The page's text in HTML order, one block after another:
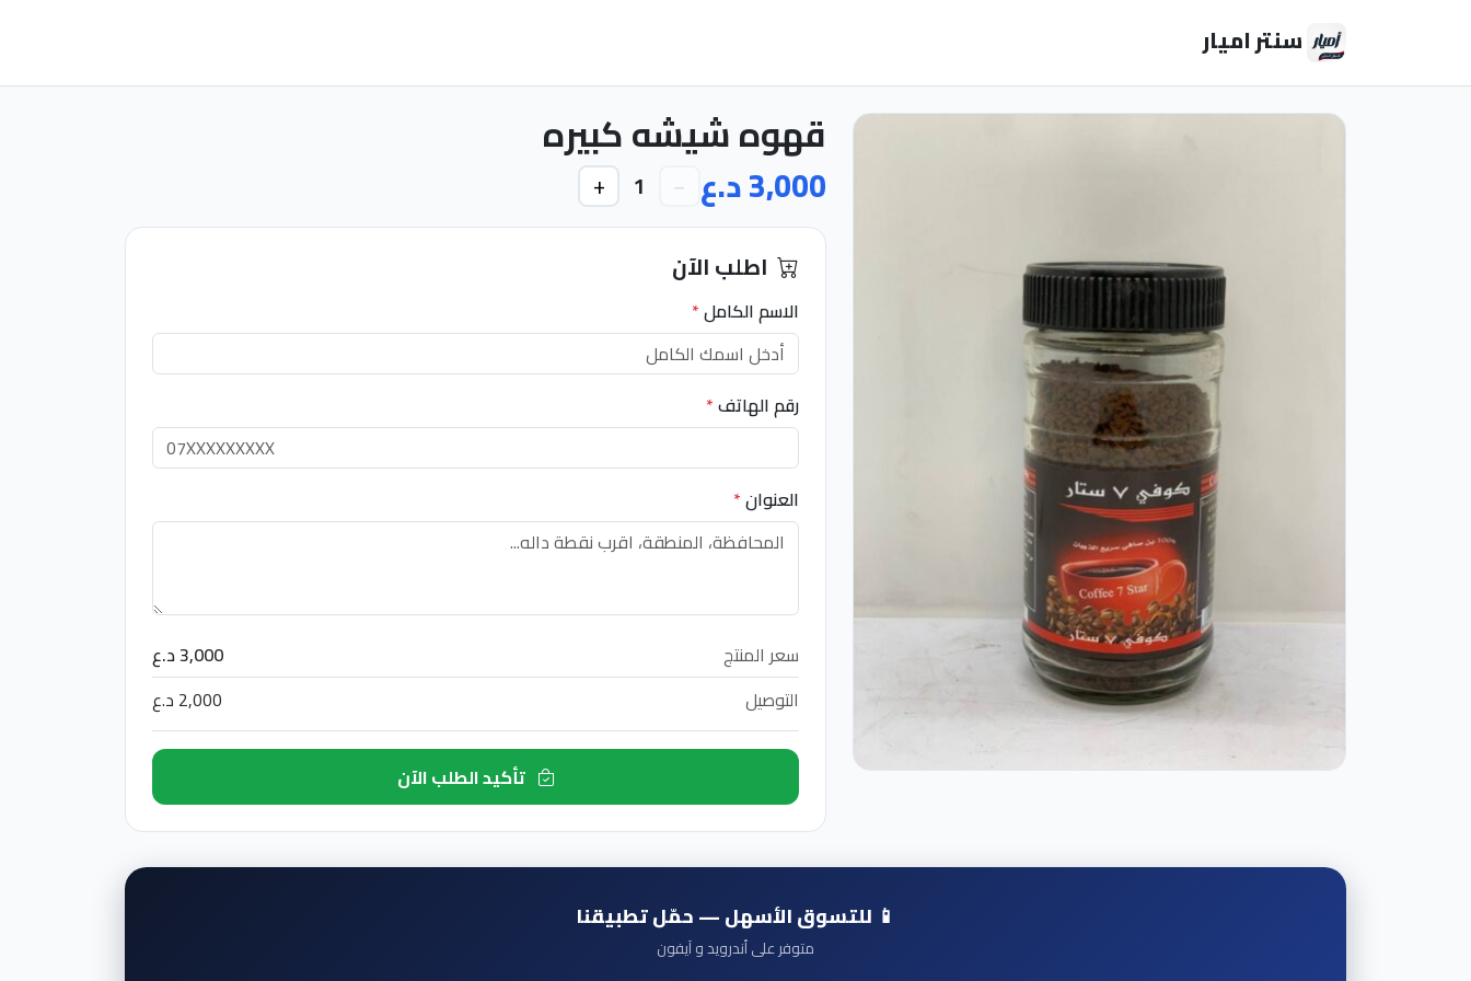
سنتر اميار
قهوه شيشه كبيره
3,000 د.ع −
1
+
اطلب الآن
الاسم الكامل*
رقم الهاتف*
العنوان*
سعر المنتج
3,000 د.ع
التوصيل
2,000 د.ع
تأكيد الطلب الآن
📱 للتسوق الأسهل — حمّل تطبيقنا
متوفر على أندرويد و آيفون